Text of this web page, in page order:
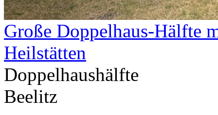
Große Doppelhaus-Hälfte
Heilstätten
Doppelhaushälfte
Beelitz